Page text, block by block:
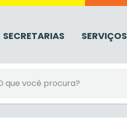
SECRETARIAS SERVIÇOS